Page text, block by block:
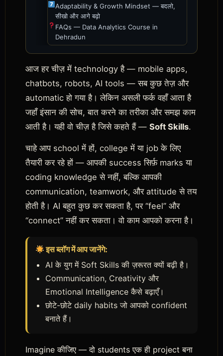
Adaptability & Growth Mindset — बदलो,
सीखो और आगे बढ़ो
FAQs — Data Analytics Course in
Dehradun
आज हर चीज़ में technology है — mobile apps,
chatbots, robots, AI tools — सब कुछ तेज़ और
automatic हो गया है। लेकिन असली फर्क वहाँ आता है
जहाँ इंसान की सोच, बात करने का तरीका और समझ काम
आती है। यही वो चीज़ है जिसे कहते हैं — Soft Skills.
चाहे आप school में हों, college में या job के लिए
तैयारी कर रहे हों — आपकी success सिर्फ़ marks या
coding knowledge से नहीं, बल्कि आपकी
communication, teamwork, और attitude से तय
होती है। AI बहुत कुछ कर सकता है, पर “feel” और
“connect” नहीं कर सकता। वो काम आपको करना है।
इस ब्लॉग में आप जानेंगे:
AI के युग में Soft Skills की ज़रूरत क्यों बढ़ी है।
Communication, Creativity और
Emotional Intelligence कैसे बढ़ाएँ।
छोटे-छोटे daily habits जो आपको confident
बनाते हैं।
Imagine कीजिए — दो students एक ही project बना